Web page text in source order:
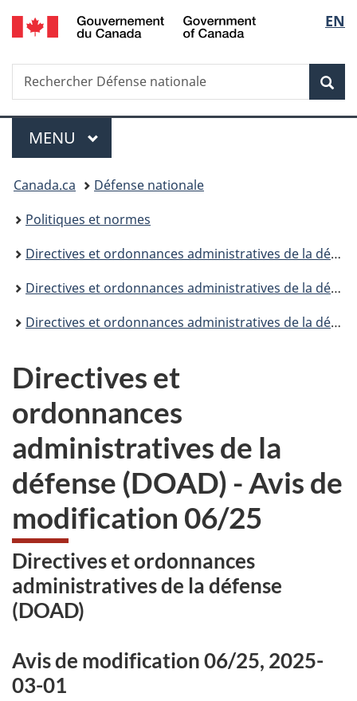
Passer
au
principal
Passer
à
Au
du
Passer
à
version
simplifiée
de
la
EN
Government
Recherche
Rechercher
Défense
Menu
MENU PRINCIPAL
Vous
êtes
ici :
Canada.ca
Défense nationale
Politiques et normes
Directives et ordonnances administratives de la défense
Directives et ordonnances administratives de la défense (DOAD) - Avis de modification
Directives et ordonnances administratives de la défense (DOAD) - Avis de modification 2025
Directives et
ordonnances
administratives de la
défense (DOAD) - Avis de
modification 06/25
Directives et ordonnances
administratives de la défense
(DOAD)
Avis de modification 06/25, 2025-
03-01